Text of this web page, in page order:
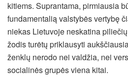
kitiems. Suprantama, pirmiausia
fundamentalią valstybės vertybę
niekas Lietuvoje neskatina
žodis turėtų priklausyti
ženklų nerodo nei valdžia, nei
socialinės grupės viena kitai.